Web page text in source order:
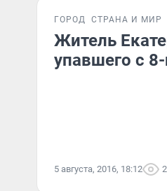
ГОРОД СТРАНА И МИР
Житель
упавшего с
5 августа, 2016, 18:12